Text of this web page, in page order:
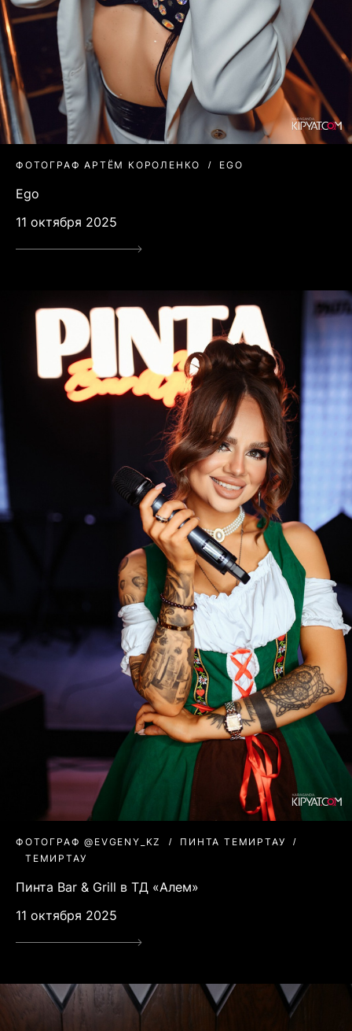
ФОТОГРАФ АРТЁМ КОРОЛЕНКО EGO
Ego
11 октября 2025
ФОТОГРАФ @EVGENY_KZ
ПИНТА ТЕМИРТАУ
ТЕМИРТАУ
Пинта Bar & Grill в ТД «Алем»
11 октября 2025